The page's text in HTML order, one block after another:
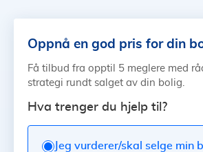
Oppnå en god pris for din
Få tilbud fra opptil 5 meglere med
strategi rundt salget av din bolig.
Hva trenger du hjelp til?
Jeg vurderer/skal selge min